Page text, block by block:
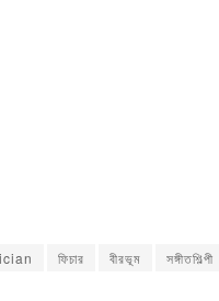
ফিচার বীরভূম সঙ্গীতশিল্পী